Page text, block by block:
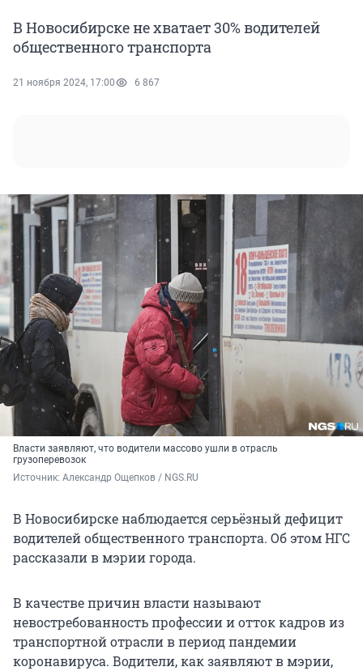
В Новосибирске не хватает 30% водителей
общественного транспорта
21 ноября 2024, 17:00 6 867
Власти заявляют, что водители массово ушли в отрасль
грузоперевозок
Источник: Александр Ощепков / NGS.RU
В Новосибирске наблюдается серьёзный дефицит
водителей общественного транспорта. Об этом НГС
рассказали в мэрии города.
В качестве причин власти называют
невостребованность профессии и отток кадров из
транспортной отрасли в период пандемии
коронавируса. Водители, как заявляют в мэрии,